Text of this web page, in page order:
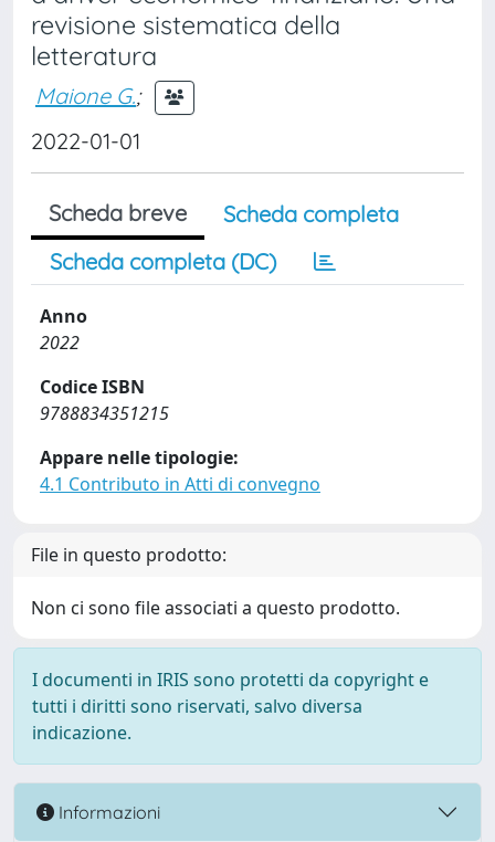
revisione sistematica della
letteratura
Maione G.;
2022-01-01
Scheda breve
Scheda completa
Scheda completa (DC)
Anno
2022
Codice ISBN
9788834351215
Appare nelle tipologie:
4.1 Contributo in Atti di convegno
File in questo prodotto:
Non ci sono file associati a questo prodotto.
I documenti in IRIS sono protetti da copyright e
tutti i diritti sono riservati, salvo diversa
indicazione.
Informazioni